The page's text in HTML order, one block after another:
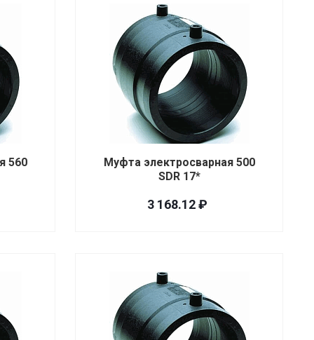
560
Муфта электросварная 500
SDR 17*
3 168.12 ₽